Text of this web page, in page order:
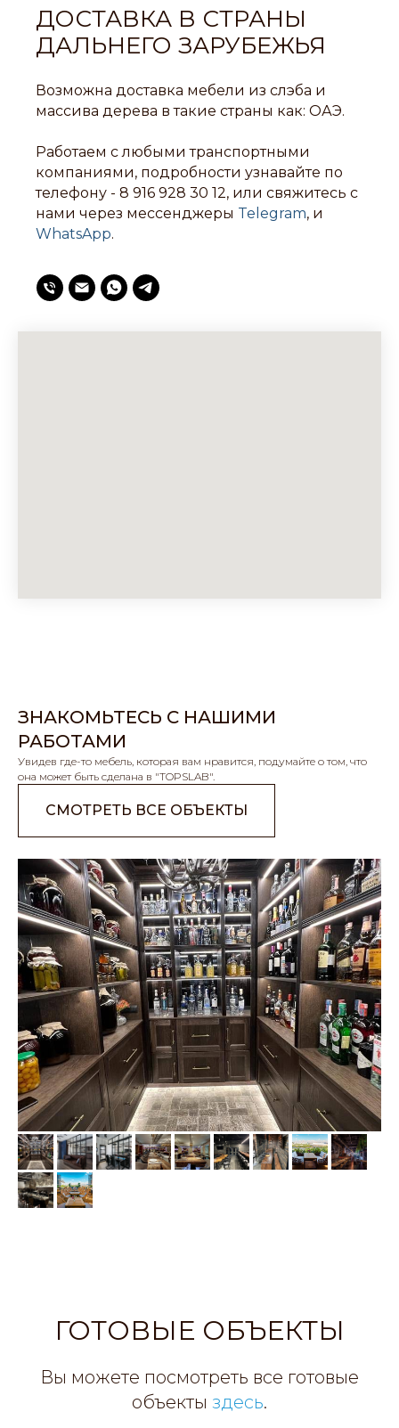
ДОСТАВКА В СТРАНЫ
ДАЛЬНЕГО ЗАРУБЕЖЬЯ
Возможна доставка мебели из слэба и
массива дерева в такие страны как: ОАЭ.
Работаем с любыми транспортными
компаниями, подробности узнавайте по
телефону - 8 916 928 30 12, или свяжитесь с
нами через мессенджеры Telegram, и
WhatsApp.
ЗНАКОМЬТЕСЬ С НАШИМИ
РАБОТАМИ
Увидев где-то мебель, которая вам нравится, подумайте о том, что
она может быть сделана в "TOPSLAB".
СМОТРЕТЬ ВСЕ ОБЪЕКТЫ
ГОТОВЫЕ ОБЪЕКТЫ
Вы можете посмотреть все готовые
объекты здесь.